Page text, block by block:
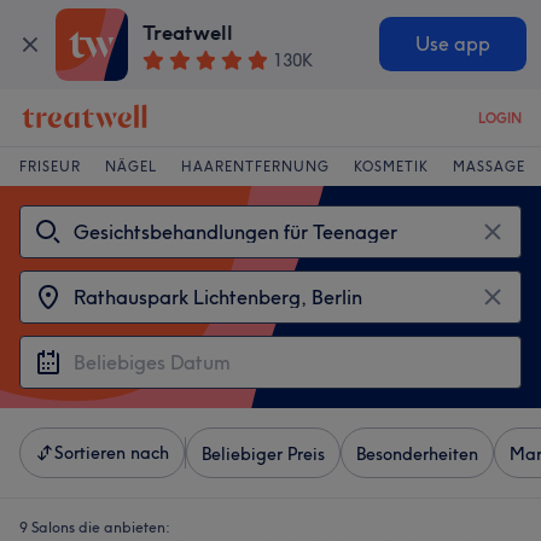
Treatwell
130K
Use app
LOGIN
FRISEUR NÄGEL HAARENTFERNUNG KOSMETIK MASSAGE
Sortieren nach Beliebiger Preis Besonderheiten
9 Salons die anbieten: